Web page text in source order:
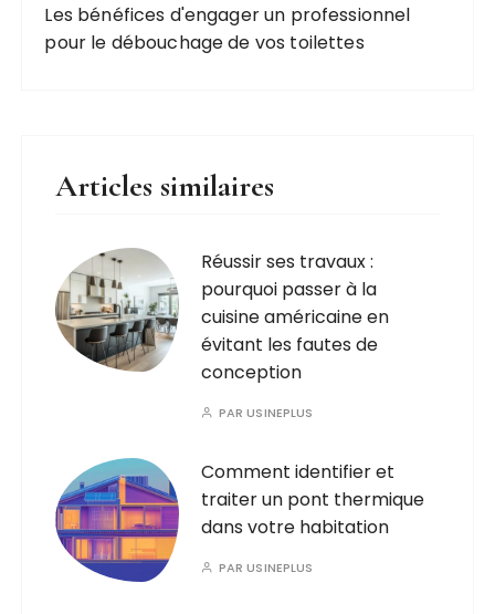
Les bénéfices d'engager un professionnel
pour le débouchage de vos toilettes
Articles similaires
Réussir ses travaux :
pourquoi passer à la
cuisine américaine en
évitant les fautes de
conception
PARUSINEPLUS
Comment identifier et
traiter un pont thermique
dans votre habitation
PARUSINEPLUS